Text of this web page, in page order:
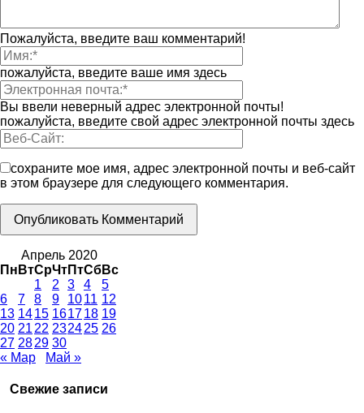
Пожалуйста, введите ваш комментарий!
пожалуйста, введите ваше имя здесь
Вы ввели неверный адрес электронной почты!
пожалуйста, введите свой адрес электронной почты здесь
сохраните мое имя, адрес электронной почты и веб-сайт
в этом браузере для следующего комментария.
Апрель 2020
Пн ВтСрЧтПтСбВс
1
2 3 4
5
6
7 8 9 1011 12
13 1415 161718 19
20 21 22 232425 26
27 2829 30
« Мар
Май »
Свежие записи